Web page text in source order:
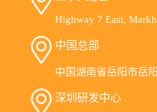
Highway 7 East,
中国总部
中国湖南省岳阳市岳
深圳研发中心